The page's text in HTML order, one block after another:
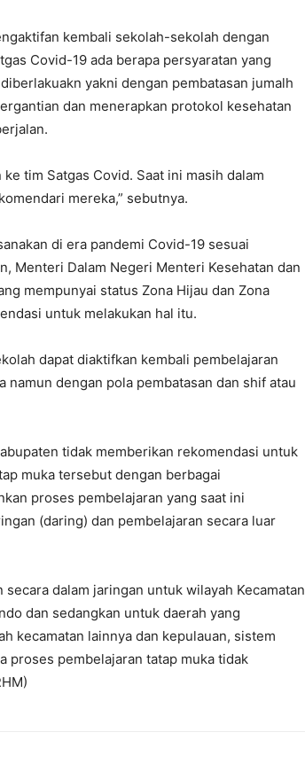
kembali sekolah-sekolah dengan
Covid-19 ada berapa persyaratan yang
yakni dengan pembatasan jumalh
dan menerapkan protokol kesehatan
tim Satgas Covid. Saat ini masih dalam
mereka,” sebutnya.
di era pandemi Covid-19 sesuai
Menteri Dalam Negeri Menteri Kesehatan dan
mempunyai status Zona Hijau dan Zona
untuk melakukan hal itu.
dapat diaktifkan kembali pembelajaran
dengan pola pembatasan dan shif atau
tidak memberikan rekomendasi untuk
muka tersebut dengan berbagai
proses pembelajaran yang saat ini
(daring) dan pembelajaran secara luar
dalam jaringan untuk wilayah Kecamatan
dan sedangkan untuk daerah yang
kecamatan lainnya dan kepulauan, sistem
proses pembelajaran tatap muka tidak